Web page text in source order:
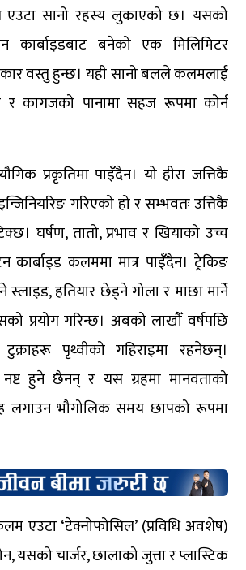
सानो रहस्य लुकाएको छ। यसको
कार्बाइडबाट बनेको एक मिलिमिटर
वस्तु हुन्छ। यही सानो बलले कलमलाई
कागजको पानामा सहज रूपमा कोर्न
प्रकृतिमा पाइँदैन। यो हीरा जत्तिकै
गरिएको हो र सम्भवतः उत्तिकै
घर्षण, तातो, प्रभाव र खियाको उच्च
कार्बाइड कलममा मात्र पाइँदैन। ट्रेकिङ
स्लाइड, हतियार छेड्ने गोला र माछा मार्ने
प्रयोग गरिन्छ। अबको लाखौँ वर्षपछि
पृथ्वीको गहिराइमा रहनेछन्।
हुने छैनन् र यस ग्रहमा मानवताको
लगाउन भौगोलिक समय छापको रूपमा
एउटा ‘टेक्नोफोसिल’ (प्रविधि अवशेष)
यसको चार्जर, छालाको जुत्ता र प्लास्टिक